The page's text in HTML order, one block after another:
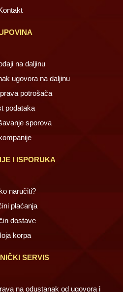
na daljinu
ugovora na daljinu
potrošača
podataka
sporova
I ISPORUKA
naručiti?
plaćanja
dostave
korpa
SERVIS
na odustanak od ugovora i